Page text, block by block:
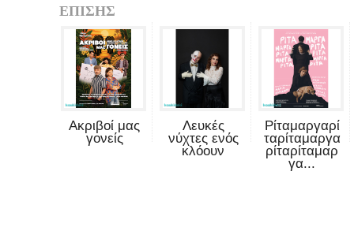
ΕΠΙΣΗΣ
Ακριβοί μας
γονείς
Λευκές
νύχτες ενός
κλόουν
Ρίταμαργαρί
ταρίταμαργα
ρίταρίταμαρ
γα...